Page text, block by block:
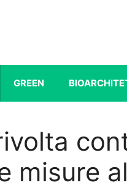
GREEN
misure